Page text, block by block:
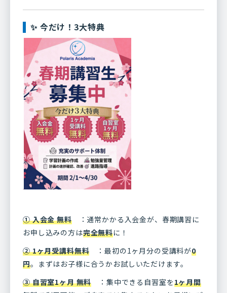
✨ 今だけ！3大特典
① 入会金 無料：通常かかる入会金が、春期講習に
お申し込みの方は完全無料に！
② 1ヶ月受講料無料 ：最初の1ヶ月分の受講料が0
円。まずはお子様に合うかお試しいただけます。
③ 自習室1ヶ月 無料 ：集中できる自習室を1ヶ月間